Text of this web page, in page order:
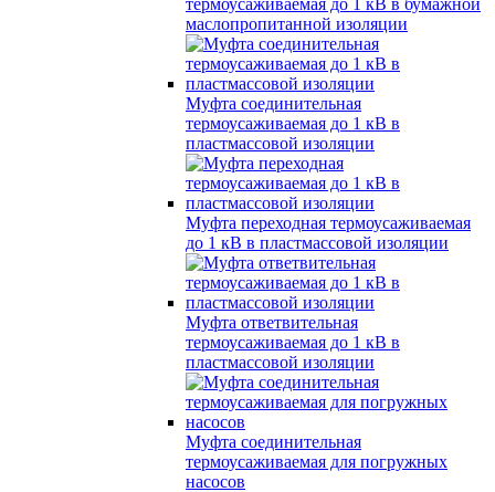
термоусаживаемая до 1 кВ в бумажной
маслопропитанной изоляции
Муфта соединительная
термоусаживаемая до 1 кВ в
пластмассовой изоляции
Муфта переходная термоусаживаемая
до 1 кВ в пластмассовой изоляции
Муфта ответвительная
термоусаживаемая до 1 кВ в
пластмассовой изоляции
Муфта соединительная
термоусаживаемая для погружных
насосов